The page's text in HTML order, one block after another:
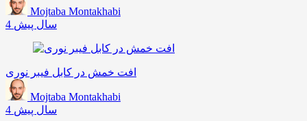
Mojtaba Montakhabi
4 سال پیش
افت خمش در کابل فیبر نوری
Mojtaba Montakhabi
4 سال پیش